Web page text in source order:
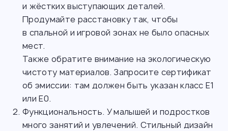
и жёстких выступающих деталей.
Продумайте расстановку так, чтобы
в спальной и игровой зонах не было опасных
мест.
Также обратите внимание на экологическую
чистоту материалов. Запросите сертификат
об эмиссии: там должен быть указан класс Е1
или Е0.
Функциональность. У малышей и подростков
много занятий и увлечений. Стильный дизайн